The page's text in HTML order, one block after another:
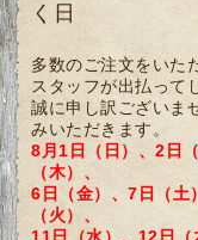
く日
多数のご注文をいた
スタッフが出払って
誠に申し訳ございま
みいただきます。
8月1日（日）、2日
（木）、
6日（金）、7日（土
（火）、